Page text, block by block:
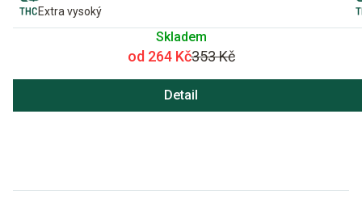
Extra vysoký
Skladem
od 264 Kč353 Kč
Detail